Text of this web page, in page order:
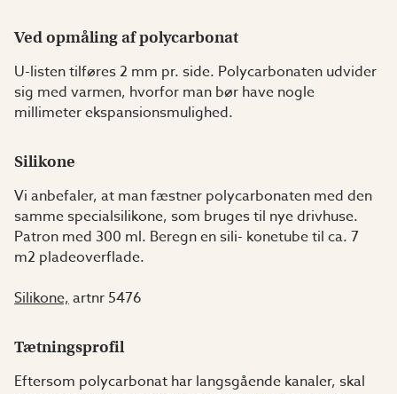
Ved opmåling af polycarbonat
U-listen tilføres 2 mm pr. side. Polycarbonaten udvider
sig med varmen, hvorfor man bør have nogle
millimeter ekspansionsmulighed.
Silikone
Vi anbefaler, at man fæstner polycarbonaten med den
samme specialsilikone, som bruges til nye drivhuse.
Patron med 300 ml. Beregn en sili- konetube til ca. 7
m2 pladeoverflade.
Silikone,artnr 5476
Tætningsprofil
Eftersom polycarbonat har langsgående kanaler, skal